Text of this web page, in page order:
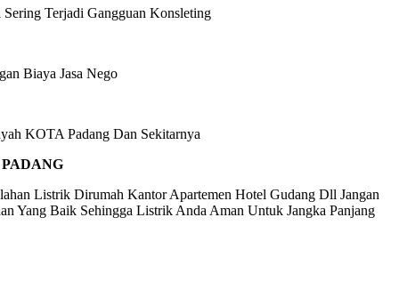
Terjadi Gangguan Konsleting
Biaya Jasa Nego
KOTA Padang Dan Sekitarnya
Listrik Dirumah Kantor Apartemen Hotel Gudang Dll Jangan
Yang Baik Sehingga Listrik Anda Aman Untuk Jangka Panjang